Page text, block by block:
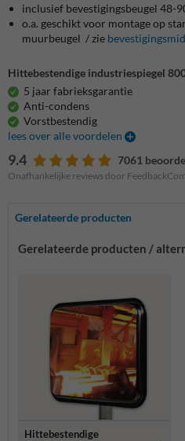
inclusief bevestigingsbeugel 48-
o.a. geschikt voor montage op
muurbeugel / zie
Hittebestendige industriespiegel
5 jaar fabrieksgarantie
Anti-condens
Vorstbestendig
lees over alle voordelen
9.4 7061
Onafhankelijke reviews door
Gerelateerde producten
Gerelateerde producten /
Hittebestendige